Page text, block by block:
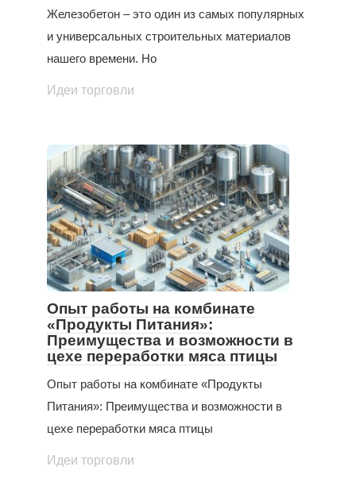
Железобетон – это один из самых популярных
и универсальных строительных материалов
нашего времени. Но
Идеи торговли
Опыт работы на комбинате
«Продукты Питания»:
Преимущества и возможности в
цехе переработки мяса птицы
Опыт работы на комбинате «Продукты
Питания»: Преимущества и возможности в
цехе переработки мяса птицы
Идеи торговли